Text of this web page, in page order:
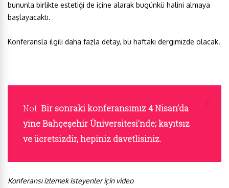
bununla birlikte estetiği de içine alarak bugünkü halini almaya
başlayacaktı.
Konferansla ilgili daha fazla detay, bu haftaki dergimizde olacak.
Not: Bir sonraki konferansımız 4 Nisan’da
yine Bahçeşehir Üniversitesi’nde; kayıtsız
ve ücretsizdir, hepiniz davetlisiniz.
Konferansı izlemek isteyenler için video